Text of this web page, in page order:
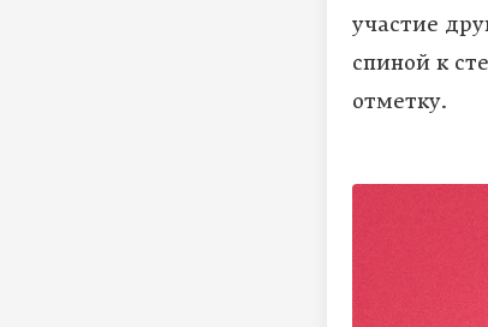
участие
спиной к
отметку.